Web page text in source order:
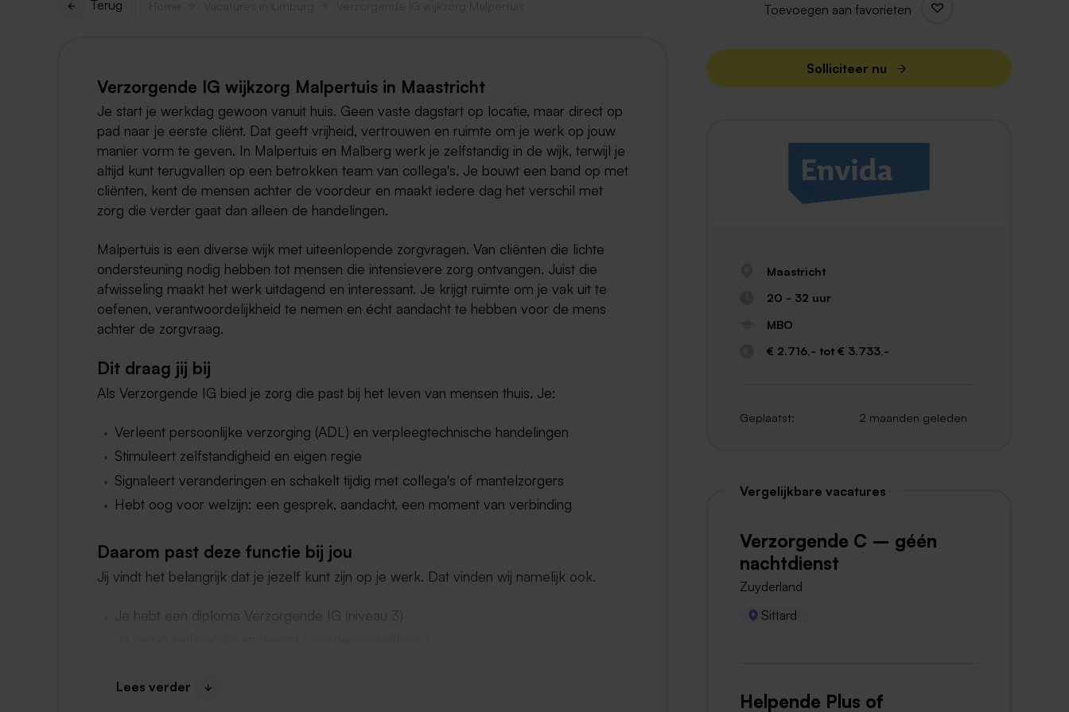
Terug
Verzorgende IG wijkzorg Malpertuis in Maastricht
Je start je werkdag gewoon vanuit huis. Geen vaste dagstart op locatie, maar direct op
pad naar je eerste cliënt. Dat geeft vrijheid, vertrouwen en ruimte om je werk op jouw
manier vorm te geven. In Malpertuis en Malberg werk je zelfstandig in de wijk, terwijl je
altijd kunt terugvallen op een betrokken team van collega's. Je bouwt een band op met
cliënten, kent de mensen achter de voordeur en maakt iedere dag het verschil met
zorg die verder gaat dan alleen de handelingen.
Malpertuis is een diverse wijk met uiteenlopende zorgvragen. Van cliënten die lichte
ondersteuning nodig hebben tot mensen die intensievere zorg ontvangen. Juist die
afwisseling maakt het werk uitdagend en interessant. Je krijgt ruimte om je vak uit te
oefenen, verantwoordelijkheid te nemen en écht aandacht te hebben voor de mens
achter de zorgvraag.
Dit draag jij bij
Als Verzorgende IG bied je zorg die past bij het leven van mensen thuis. Je:
Verleent persoonlijke verzorging (ADL) en verpleegtechnische handelingen
Stimuleert zelfstandigheid en eigen regie
Signaleert veranderingen en schakelt tijdig met collega's of mantelzorgers
Hebt oog voor welzijn: een gesprek, aandacht, een moment van verbinding
Daarom past deze functie bij jou
Jij vindt het belangrijk dat je jezelf kunt zijn op je werk. Dat vinden wij namelijk ook.
Je hebt een diploma Verzorgende IG (niveau 3)
Je communiceert open en eerlijk
Lees verder
Toevoegen aan favorieten
Solliciteer nu
Maastricht
20 - 32 uur
MBO
€ 2.716,- tot € 3.733,-
Geplaatst: 2 maanden geleden
Vergelijkbare vacatures
Verzorgende C – géén
nachtdienst
Zuyderland
Sittard
Helpende Plus of